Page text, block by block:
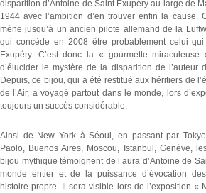
disparition d’Antoine de Saint Exupéry au large de
1944 avec l’ambition d’en trouver enfin la cause.
mène jusqu’à un ancien pilote allemand de la
qui concède en 2008 être probablement celui
Exupéry. C’est donc la « gourmette
d’élucider le mystère de la disparition de l’auteur
Depuis, ce bijou, qui a été restitué aux héritiers de
de l’Air, a voyagé partout dans le monde, lors
toujours un succès considérable.
Ainsi de New York à Séoul, en passant par
Paolo, Buenos Aires, Moscou, Istanbul, Genève,
bijou mythique témoignent de l’aura d’Antoine de
monde entier et de la puissance d’évocation
histoire propre. Il sera visible lors de l’exposition «